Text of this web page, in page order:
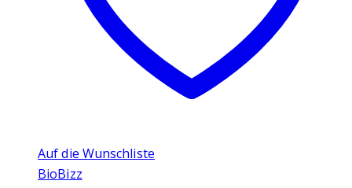
Auf die Wunschliste
BioBizz